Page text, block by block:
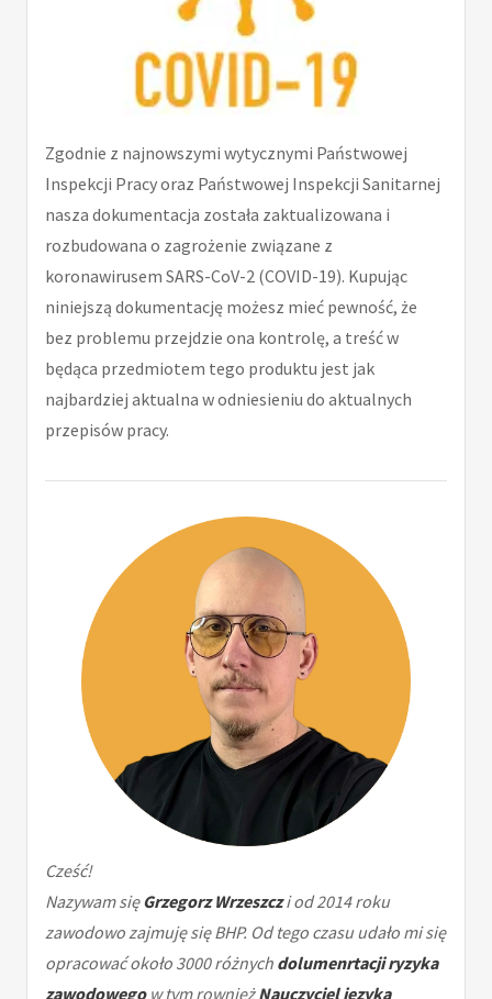
Zgodnie z najnowszymi wytycznymi Państwowej
Inspekcji Pracy oraz Państwowej Inspekcji Sanitarnej
nasza dokumentacja została zaktualizowana i
rozbudowana o zagrożenie związane z
koronawirusem SARS-CoV-2 (COVID-19). Kupując
niniejszą dokumentację możesz mieć pewność, że
bez problemu przejdzie ona kontrolę, a treść w
będąca przedmiotem tego produktu jest jak
najbardziej aktualna w odniesieniu do aktualnych
przepisów pracy.
Cześć!
Nazywam sięGrzegorz Wrzeszczi od 2014 roku
zawodowo zajmuję się BHP. Od tego czasu udało mi się
opracować około 3000 różnych dolumenrtacji ryzyka
zawodowegow tym rownieżNauczyciel języka